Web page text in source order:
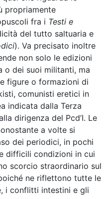
propriamente
fra i Testi e
del tutto saltuaria e
). Va precisato inoltre
non solo le edizioni
o dei suoi militanti, ma
figure o formazioni di
comunisti eretici in
indicata dalla Terza
dirigenza del Pcd’I. Le
a volte si
dei periodici, in pochi
difficili condizioni in cui
scorcio straordinario sul
ne riflettono tutte le
i conflitti intestini e gli